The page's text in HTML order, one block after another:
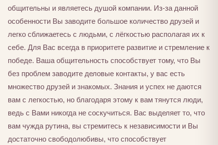
общительны и являетесь душой компании. Из-за данной
особенности Вы заводите большое количество друзей и
легко сближаетесь с людьми, с лёгкостью располагая их к
себе. Для Вас всегда в приоритете развитие и стремление к
победе. Ваша общительность способствует тому, что Вы
без проблем заводите деловые контакты, у вас есть
множество друзей и знакомых. Знания и успех не даются
вам с легкостью, но благодаря этому к вам тянутся люди,
ведь с Вами никогда не соскучиться. Вас выделяет то, что
вам чужда рутина, вы стремитесь к независимости и Вы
достаточно свободолюбивы, что способствует